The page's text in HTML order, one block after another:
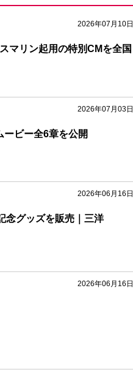
2026年07月10日
マリン起用の特別CMを全国
2026年07月03日
ービー全6章を公開
2026年06月16日
念グッズを販売｜三洋
2026年06月16日